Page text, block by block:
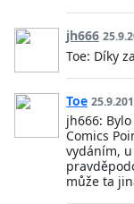
jh666
Toe: Díky
Toe
jh666:
Comics
vydáním,
může ta